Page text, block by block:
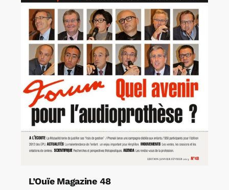
L’Ouïe Magazine 48